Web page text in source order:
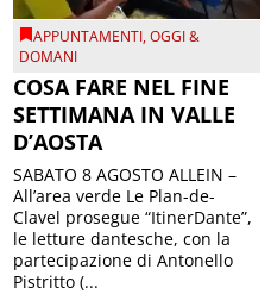
APPUNTAMENTI,OGGI &
DOMANI
COSA FARE NEL FINE
SETTIMANA IN VALLE
D’AOSTA
SABATO 8 AGOSTO ALLEIN –
All’area verde Le Plan-de-
Clavel prosegue “ItinerDante”,
le letture dantesche, con la
partecipazione di Antonello
Pistritto (...